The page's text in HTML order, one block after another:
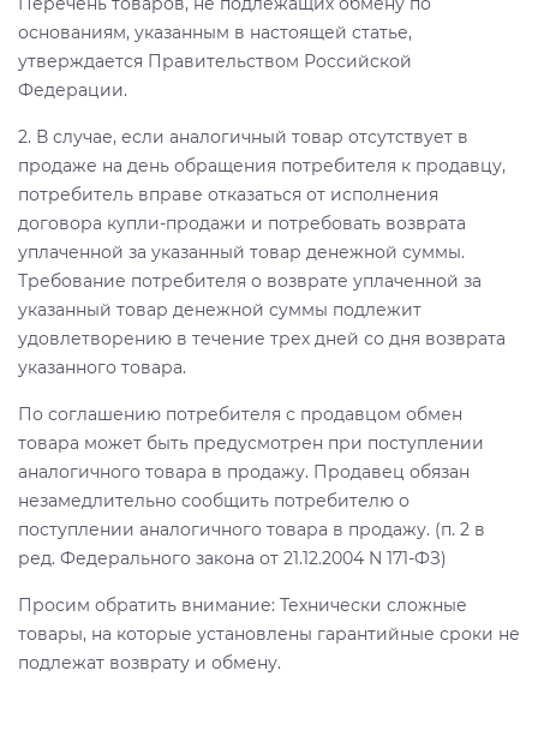
основаниям, указанным в настоящей статье,
утверждается Правительством Российской
Федерации.
2. В случае, если аналогичный товар отсутствует в
продаже на день обращения потребителя к продавцу,
потребитель вправе отказаться от исполнения
договора купли-продажи и потребовать возврата
уплаченной за указанный товар денежной суммы.
Требование потребителя о возврате уплаченной за
указанный товар денежной суммы подлежит
удовлетворению в течение трех дней со дня возврата
указанного товара.
По соглашению потребителя с продавцом обмен
товара может быть предусмотрен при поступлении
аналогичного товара в продажу. Продавец обязан
незамедлительно сообщить потребителю о
поступлении аналогичного товара в продажу. (п. 2 в
ред. Федерального закона от 21.12.2004 N 171-ФЗ)
Просим обратить внимание: Технически сложные
товары, на которые установлены гарантийные сроки не
подлежат возврату и обмену.